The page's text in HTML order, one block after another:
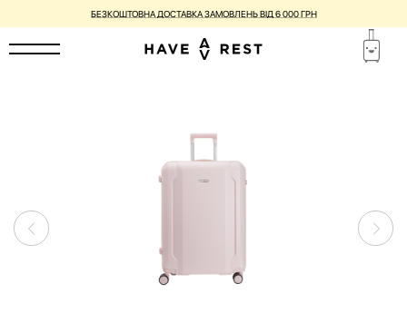
ВАЛІЗИ З НЕДОСКОНАЛОСТЯМИ ЗІ ЗНИЖКОЮ ДО -25%